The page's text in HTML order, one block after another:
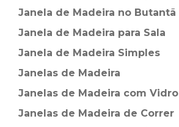
Janela de Madeira no Butantã
Janela de Madeira para Sala
Janela de Madeira Simples
Janelas de Madeira
Janelas de Madeira com Vidro
Janelas de Madeira de Correr